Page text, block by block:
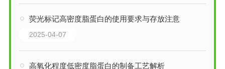
荧光标记高密度脂蛋白的使用要求与存放注意
2025-04-07
高氧化程度低密度脂蛋白的制备工艺解析